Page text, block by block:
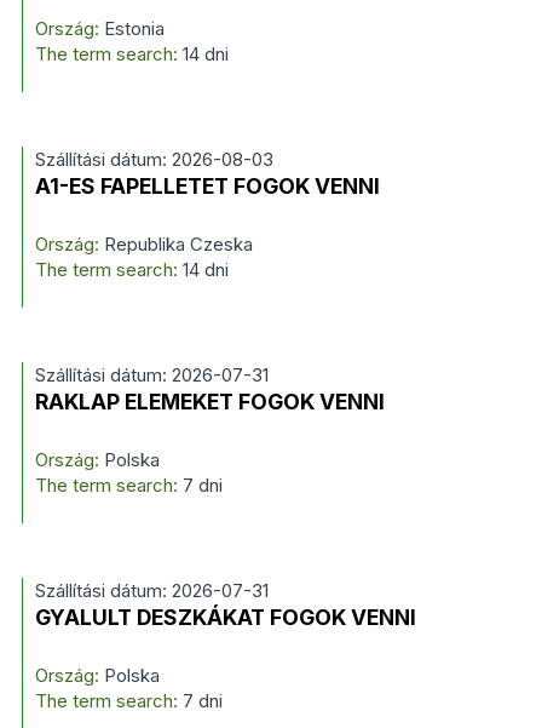
Ország: Estonia
The term search: 14 dni
Szállítási dátum: 2026-08-03
A1-ES FAPELLETET FOGOK VENNI
Ország: Republika Czeska
The term search: 14 dni
Szállítási dátum: 2026-07-31
RAKLAP ELEMEKET FOGOK VENNI
Ország: Polska
The term search: 7 dni
Szállítási dátum: 2026-07-31
GYALULT DESZKÁKAT FOGOK VENNI
Ország: Polska
The term search: 7 dni